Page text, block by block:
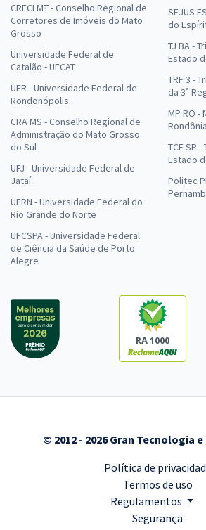
CRECI MT - Conselho Regional de
Corretores de Imóveis do Mato
Grosso
Universidade Federal de
Catalão - UFCAT
UFR - Universidade Federal de
Rondonópolis
CRA MS - Conselho Regional de
Administração do Mato Grosso
do Sul
UFJ - Universidade Federal de
Jataí
UFRN - Universidade Federal do
Rio Grande do Norte
UFCSPA - Universidade Federal
de Ciência da Saúde de Porto
Alegre
SEJUS
do
TJ BA -
Estado
TRF 3 -
da 3ª
MP RO
Rondônia
TCE SP
Estado
Politec
RA 1000
© 2012 - 2026 Gran Tecnologia e
Política de
Termos de uso
Regulamentos
Segurança